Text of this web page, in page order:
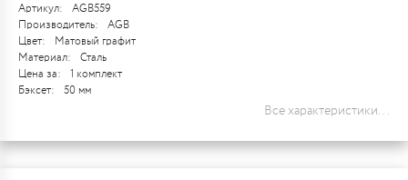
Артикул:
AGB559
Производитель:
AGB
Цвет:
Матовый графит
Материал:
Сталь
Цена за:
1 комплект
Бэксет:
50 мм
Все характеристики...